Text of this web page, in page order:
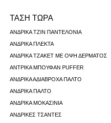
ΤΑΣΗ ΤΩΡΑ
ΑΝΔΡΙΚΆ ΤΖΙΝ ΠΑΝΤΕΛΌΝΙΑ
ΑΝΔΡΙΚΆ ΠΛΕΚΤΆ
ΑΝΔΡΙΚΆ ΤΖΆΚΕΤ ΜΕ ΌΨΗ ΔΈΡΜΑΤΟΣ
ΑΝΤΡΙΚΆ ΜΠΟΥΦΆΝ PUFFER
ΑΝΔΡΙΚΆ ΑΔΙΆΒΡΟΧΑ ΠΑΛΤΌ
ΑΝΔΡΙΚΆ ΠΑΛΤΌ
ΑΝΔΡΙΚΆ ΜΟΚΑΣΊΝΙΑ
ΑΝΔΡΙΚΈΣ ΤΣΆΝΤΕΣ